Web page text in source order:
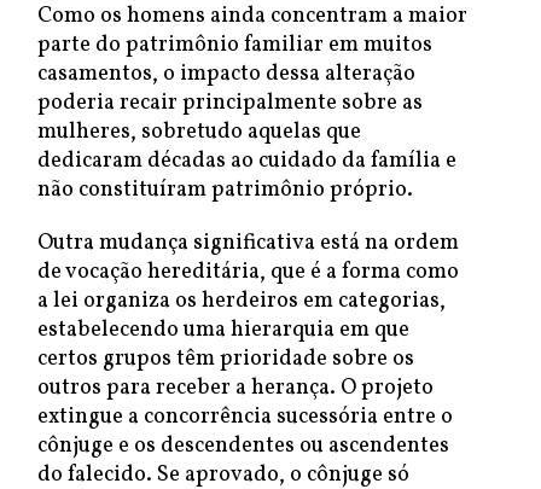
Como os homens ainda concentram a maior
parte do patrimônio familiar em muitos
casamentos, o impacto dessa alteração
poderia recair principalmente sobre as
mulheres, sobretudo aquelas que
dedicaram décadas ao cuidado da família e
não constituíram patrimônio próprio.
Outra mudança significativa está na ordem
de vocação hereditária, que é a forma como
a lei organiza os herdeiros em categorias,
estabelecendo uma hierarquia em que
certos grupos têm prioridade sobre os
outros para receber a herança. O projeto
extingue a concorrência sucessória entre o
cônjuge e os descendentes ou ascendentes
do falecido. Se aprovado, o cônjuge só